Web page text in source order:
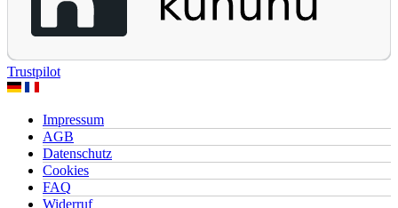
Trustpilot
Impressum
AGB
Datenschutz
Cookies
FAQ
Widerruf